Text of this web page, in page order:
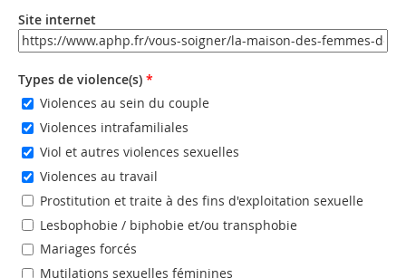
Site internet
URL
Types de violence(s) *
Violences au sein du couple
Violences intrafamiliales
Viol et autres violences sexuelles
Violences au travail
Prostitution et traite à des fins d'exploitation sexuelle
Lesbophobie / biphobie et/ou transphobie
Mariages forcés
Mutilations sexuelles féminines